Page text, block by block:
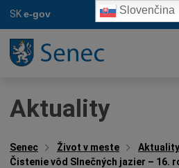
SKe-gov
Aktuality
Senec Život v meste Aktuality
Čistenie vôd Slnečných jazier – 16.
Slovenčina